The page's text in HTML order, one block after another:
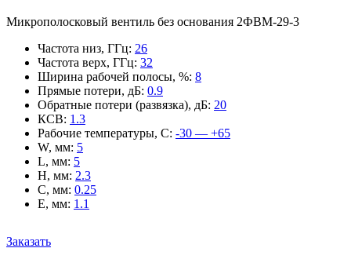
Микрополосковый вентиль без основания 2ФВМ-29-3
Частота низ, ГГц: 26
Частота верх, ГГц: 32
Ширина рабочей полосы, %: 8
Прямые потери, дБ: 0.9
Обратные потери (развязка), дБ: 20
КСВ: 1.3
Рабочие температуры, С: -30 — +65
W, мм: 5
L, мм: 5
H, мм: 2.3
C, мм: 0.25
E, мм: 1.1
Заказать